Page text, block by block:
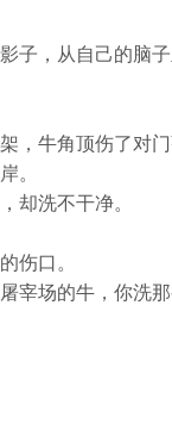
，从自己的脑子
牛角顶伤了对门
。
洗不干净。
伤口。
场的牛，你洗那